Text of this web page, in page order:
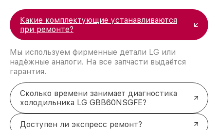
Какие комплектующие устанавливаются
при ремонте?
Мы используем фирменные детали LG или
надёжные аналоги. На все запчасти выдаётся
гарантия.
Сколько времени занимает диагностика
холодильника LG GBB60NSGFE?
Доступен ли экспресс ремонт?